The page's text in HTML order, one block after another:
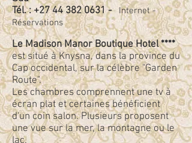
Tél.: +27 44 382 0631 - ​ Internet-
Réservations
Le Madison Manor Boutique Hotel ****
est situé à Knysna, dans la province du
Cap occidental, sur la célèbre "Garden
Route".
Les chambres comprennent une tv à
écran plat et certaines bénéficient
d'un coin salon. Plusieurs proposent
une vue sur la mer, la montagne ou le
lac.